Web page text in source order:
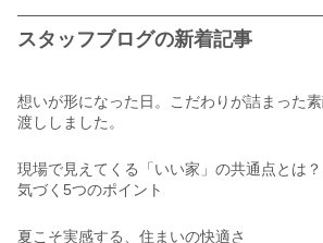
スタッフブログの新着記事
想いが形になった日。こだわりが詰まった
渡ししました。
現場で見えてくる「いい家」の共通点とは
気づく5つのポイント
夏こそ実感する、住まいの快適さ